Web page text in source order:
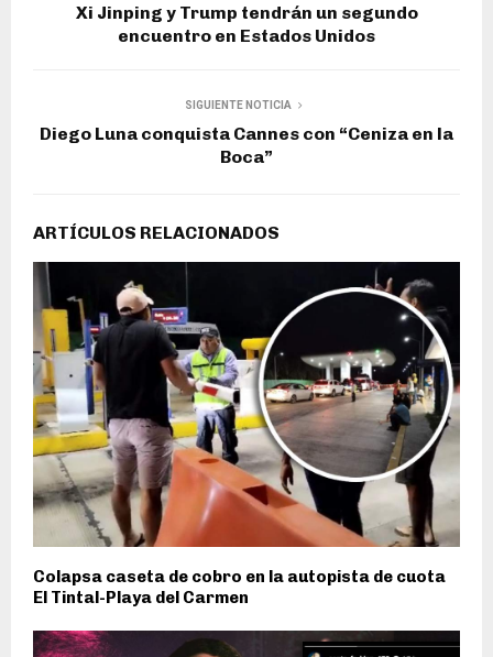
Xi Jinping y Trump tendrán un segundo
encuentro en Estados Unidos
SIGUIENTE NOTICIA
Diego Luna conquista Cannes con “Ceniza en la
Boca”
ARTÍCULOS RELACIONADOS
Colapsa caseta de cobro en la autopista de cuota
El Tintal-Playa del Carmen